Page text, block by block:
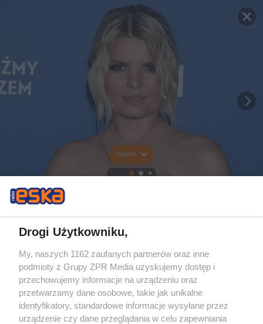
Rozwiń
Drogi Użytkowniku,
My, naszych 1162 zaufanych partnerów oraz inne
podmioty z Grupy ZPR Media uzyskujemy dostęp i
przechowujemy informacje na urządzeniu oraz
przetwarzamy dane osobowe, takie jak unikalne
identyfikatory, standardowe informacje wysyłane przez
urządzenie czy dane przeglądania w celu zapewniania